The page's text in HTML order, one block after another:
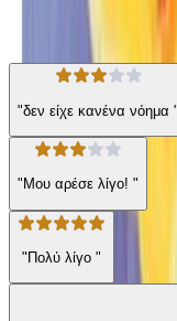
Αξιολογήσεις
"δεν είχε κανένα νόημα "
"Μου αρέσε λίγο! "
"Πολύ λίγο "